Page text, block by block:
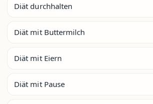
Diät durchhalten
Diät mit Buttermilch
Diät mit Eiern
Diät mit Pause